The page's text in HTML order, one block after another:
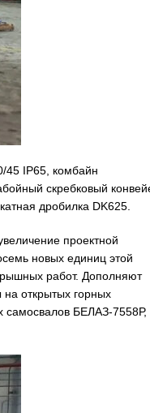
45 IP65, комбайн
скребковый
дробилка DK625.
проектной
новых единиц этой
работ. Дополняют
открытых горных
самосвалов БЕЛАЗ-7558Р,